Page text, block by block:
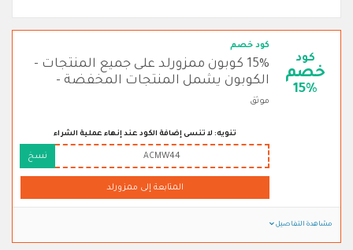
كود
خصم
15%
كود خصم
15% كوبون ممزورلد على جميع المنتجات -
الكوبون يشمل المنتجات المخفضة -
موثق
تنويه: لا تنسى إضافة الكود عند إنهاء عملية الشراء
ACMW44 نسخ
المتابعة إلى ممزورلد
مشاهدة التفاصيل